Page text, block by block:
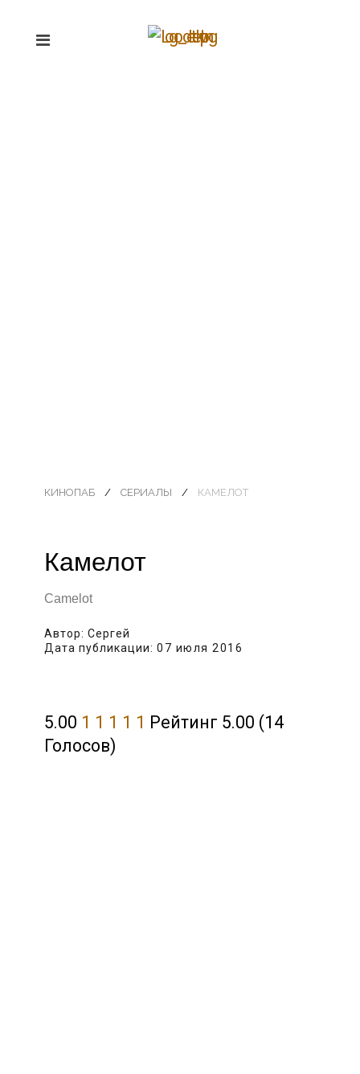
КИНОПАБ СЕРИАЛЫ КАМЕЛОТ
Камелот
Camelot
Автор: Сергей
Дата публикации: 07 июля 2016
5.00 1 1 1 1 1 Рейтинг 5.00 (14
Голосов)